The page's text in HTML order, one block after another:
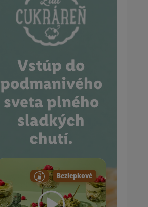
Vstúp do
podmanivého
sveta plného
sladkých
chutí.
Bezlepkové